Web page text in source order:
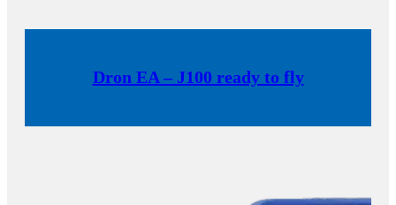
Dron EA – J100 ready to fly